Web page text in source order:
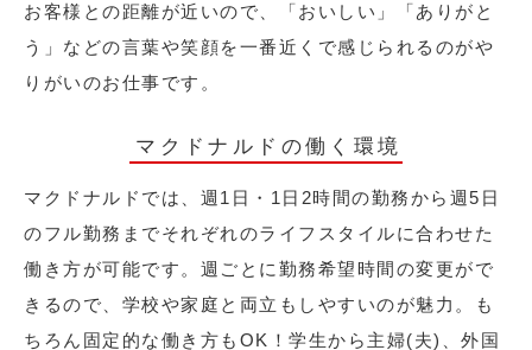
お客様との距離が近いので、「おいしい」「ありがと
う」などの言葉や笑顔を一番近くで感じられるのがや
りがいのお仕事です。
マクドナルドの働く環境
マクドナルドでは、週1日・1日2時間の勤務から週5日
のフル勤務までそれぞれのライフスタイルに合わせた
働き方が可能です。週ごとに勤務希望時間の変更がで
きるので、学校や家庭と両立もしやすいのが魅力。も
ちろん固定的な働き方もOK！学生から主婦(夫)、外国